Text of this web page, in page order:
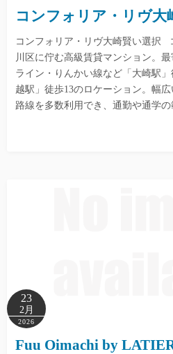
コンフォリア・リヴ大
コンフォリア・リヴ大崎賢い選択
川区に佇む高級賃貸マンション。
ライン・りんかい線など「大崎駅
越駅」徒歩13のロケーション。幅
路線を多数利用でき、通勤や通学
23
2月
2026
Fuu Oimachi by